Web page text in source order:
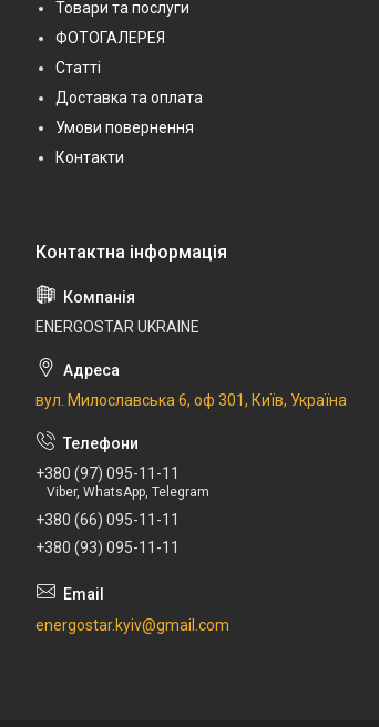
Товари та послуги
ФОТОГАЛЕРЕЯ
Статті
Доставка та оплата
Умови повернення
Контакти
ENERGOSTAR UKRAINE
вул. Милославська 6, оф 301, Київ, Україна
+380 (97) 095-11-11
Viber, WhatsApp, Telegram
+380 (66) 095-11-11
+380 (93) 095-11-11
energostar.kyiv@gmail.com